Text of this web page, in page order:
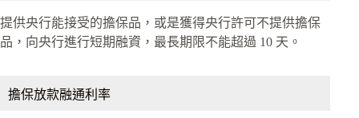
提供央行能接受的擔保品，或是獲得央行許可不提供擔保
品，向央行進行短期融資，最長期限不能超過 10 天。
擔保放款融通利率